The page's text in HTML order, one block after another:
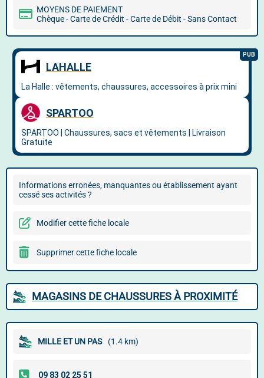
MOYENS DE PAIEMENT
Chèque - Carte de Crédit - Carte de Débit - Sans Contact
Informations erronées, manquantes ou établissement ayant
cessé ses activités ?
Modifier cette fiche locale
Supprimer cette fiche locale
MAGASINS DE CHAUSSURES À PROXIMITÉ
MILLE ET UN PAS (1.4 km)